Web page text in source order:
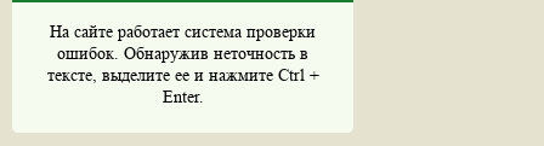
На сайте работает система проверки
ошибок. Обнаружив неточность в
тексте, выделите ее и нажмите Ctrl +
Enter.